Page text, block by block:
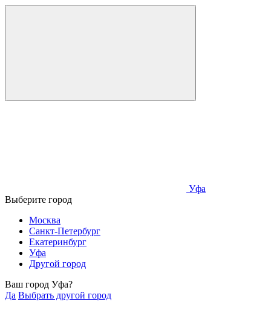
Уфа
Выберите город
Москва
Санкт-Петербург
Екатеринбург
Уфа
Другой город
Ваш город Уфа?
Да Выбрать другой город